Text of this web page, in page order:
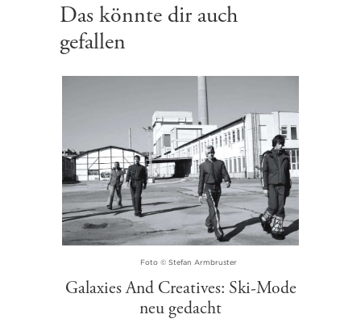
Das könnte dir auch
gefallen
Foto © Stefan Armbruster
Galaxies And Creatives: Ski-Mode
neu gedacht